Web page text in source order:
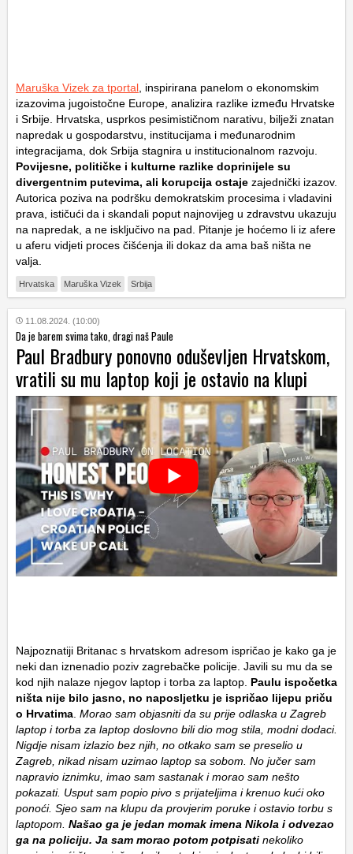
Maruška Vizek za tportal , inspirirana panelom o ekonomskim
izazovima jugoistočne Europe, analizira razlike između Hrvatske
i Srbije. Hrvatska, usprkos pesimističnom narativu, bilježi znatan
napredak u gospodarstvu, institucijama i međunarodnim
integracijama, dok Srbija stagnira u institucionalnom razvoju.
Povijesne, političke i kulturne razlike doprinijele su
divergentnim putevima, ali korupcija ostaje zajednički izazov.
Autorica poziva na podršku demokratskim procesima i vladavini
prava, ističući da i skandali poput najnovijeg u zdravstvu ukazuju
na napredak, a ne isključivo na pad. Pitanje je hoćemo li iz afere
u aferu vidjeti proces čišćenja ili dokaz da ama baš ništa ne
valja.
Hrvatska Maruška Vizek Srbija
11.08.2024. (10:00)
Da je barem svima tako, dragi naš Paule
Paul Bradbury ponovno oduševljen Hrvatskom,
vratili su mu laptop koji je ostavio na klupi
Najpoznatiji Britanac s hrvatskom adresom ispričao je kako ga je
neki dan iznenadio poziv zagrebačke policije. Javili su mu da se
kod njih nalaze njegov laptop i torba za laptop. Paulu ispočetka
ništa nije bilo jasno, no naposljetku je ispričao lijepu priču
o Hrvatima Morao sam objasniti da su prije odlaska u Zagreb
laptop i torba za laptop doslovno bili dio mog stila, modni dodaci.
Nigdje nisam izlazio bez njih, no otkako sam se preselio u
Zagreb, nikad nisam uzimao laptop sa sobom. No jučer sam
napravio iznimku, imao sam sastanak i morao sam nešto
pokazati. Usput sam popio pivo s prijateljima i krenuo kući oko
ponoći. Sjeo sam na klupu da provjerim poruke i ostavio torbu s
laptopom. Našao ga je jedan momak imena Nikola i odvezao
ga na policiju. Ja sam morao potom potpisati nekoliko